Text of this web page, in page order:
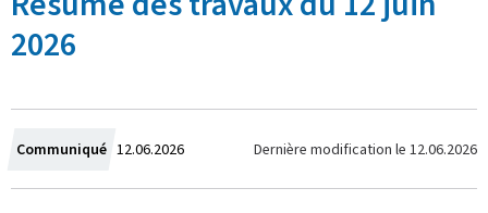
2026
Communiqué C
r
12.06.2026 Dernière modification le 12.06.2026